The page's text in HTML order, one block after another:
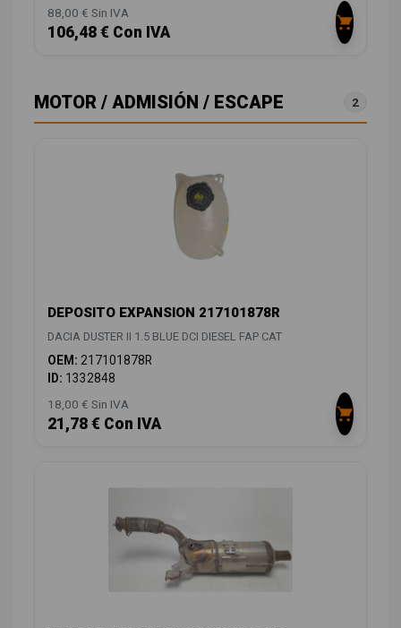
88,00 € Sin IVA
106,48 € Con IVA
MOTOR / ADMISIÓN / ESCAPE 2
DEPOSITO EXPANSION 217101878R
DACIA DUSTER II 1.5 BLUE DCI DIESEL FAP CAT
OEM: 217101878R
ID: 1332848
18,00 € Sin IVA
21,78 € Con IVA